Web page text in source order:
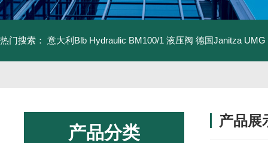
热门搜索： 意大利Blb Hydraulic BM100/1 液压阀 德国Janitza UMG
产品分类
产品展